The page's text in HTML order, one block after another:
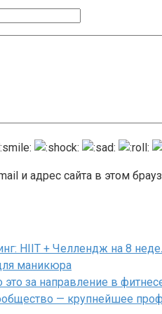
и адрес сайта в этом
HIIT + Челлендж на 8
маникюра
за направление в
— крупнейшее